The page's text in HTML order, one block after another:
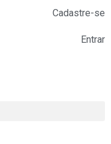
Cadastre-se
Entrar